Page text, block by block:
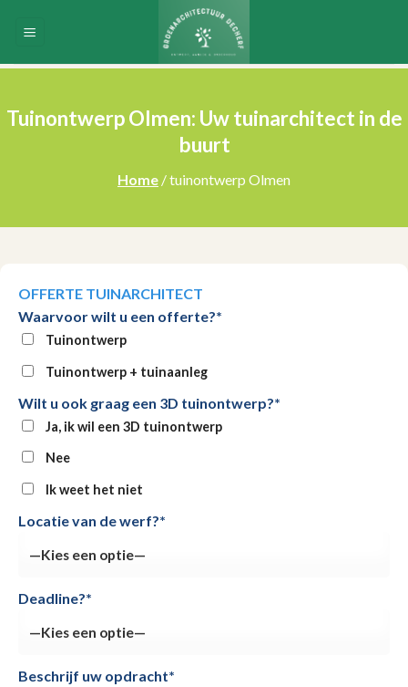
Tuinontwerp Olmen: Uw tuinarchitect in de
buurt
Home / tuinontwerp Olmen
OFFERTE TUINARCHITECT
Waarvoor wilt u een offerte?*
Tuinontwerp
Tuinontwerp + tuinaanleg
Wilt u ook graag een 3D tuinontwerp?*
Ja, ik wil een 3D tuinontwerp
Nee
Ik weet het niet
Locatie van de werf?*
Deadline?*
Beschrijf uw opdracht*